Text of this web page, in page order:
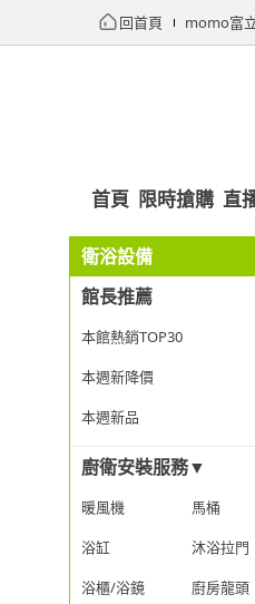
回首頁 momo富
首頁 限時搶購 直
衛浴設備
館長推薦
本館熱銷TOP30
本週新降價
本週新品
廚衛安裝服務▼
暖風機
馬桶
浴缸
沐浴拉門
浴櫃/浴鏡
廚房龍頭